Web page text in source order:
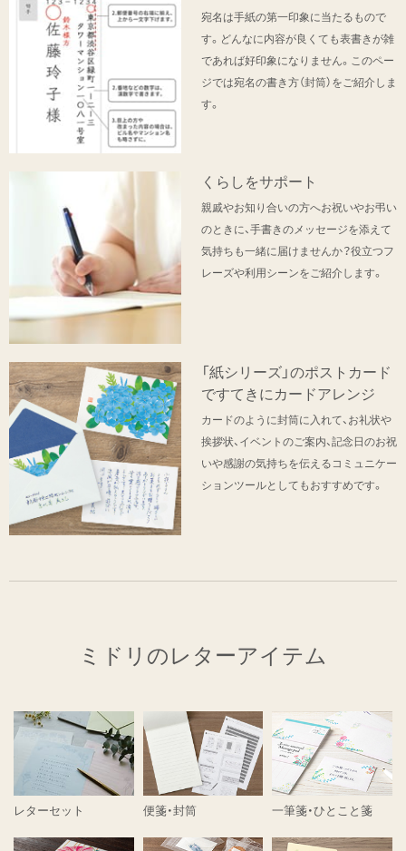
宛名は手紙の第一印象に当たるもので
す。どんなに内容が良くても表書きが雑
であれば好印象になりません。このペー
ジでは宛名の書き方（封筒）をご紹介しま
す。
くらしをサポート
親戚やお知り合いの方へお祝いやお弔い
のときに、手書きのメッセージを添えて
気持ちも一緒に届けませんか？役立つフ
レーズや利用シーンをご紹介します。
「紙シリーズ」のポストカード
ですてきにカードアレンジ
カードのように封筒に入れて、お礼状や
挨拶状、イベントのご案内、記念日のお祝
いや感謝の気持ちを伝えるコミュニケー
ションツールとしてもおすすめです。
ミドリのレターアイテム
レターセット 便箋・封筒 一筆箋・ひとこと箋